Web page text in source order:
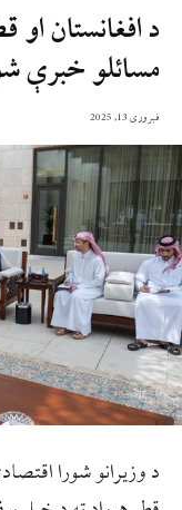
د افغانستان
مسائلو خبرې
فبروری 13, 2025
د وزيرانو شورا